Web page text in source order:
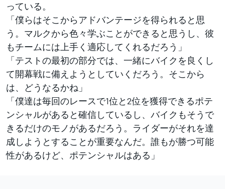
っている。
「僕らはそこからアドバンテージを得られると思
う。マルクから色々学ぶことができると思うし、彼
もチームには上手く適応してくれるだろう」
「テストの最初の部分では、一緒にバイクを良くし
て開幕戦に備えようとしていくだろう。そこから
は、どうなるかね」
「僕達は毎回のレースで1位と2位を獲得できるポテ
ンシャルがあると確信しているし、バイクもそうで
きるだけのモノがあるだろう。ライダーがそれを達
成しようとすることが重要なんだ。誰もが勝つ可能
性があるけど、ポテンシャルはある」